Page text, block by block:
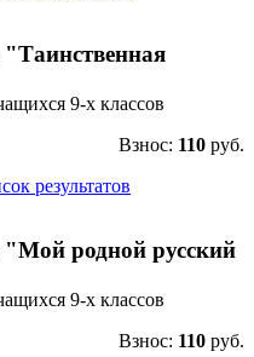
"Таинственная
9-х классов
Взнос: 110 руб.
результатов
"Мой родной русский
9-х классов
Взнос: 110 руб.